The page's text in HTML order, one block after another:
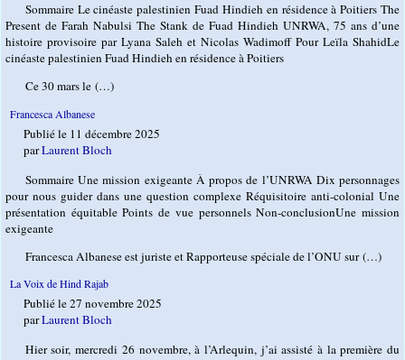
Sommaire Le cinéaste palestinien Fuad Hindieh en résidence à Poitiers The
Present de Farah Nabulsi The Stank de Fuad Hindieh UNRWA, 75 ans d’une
histoire provisoire par Lyana Saleh et Nicolas Wadimoff Pour Leïla ShahidLe
cinéaste palestinien Fuad Hindieh en résidence à Poitiers
Ce 30 mars le (…)
Francesca Albanese
Publié le 11 décembre 2025
parLaurent Bloch
Sommaire Une mission exigeante À propos de l’UNRWA Dix personnages
pour nous guider dans une question complexe Réquisitoire anti-colonial Une
présentation équitable Points de vue personnels Non-conclusionUne mission
exigeante
Francesca Albanese est juriste et Rapporteuse spéciale de l’ONU sur (…)
La Voix de Hind Rajab
Publié le 27 novembre 2025
parLaurent Bloch
Hier soir, mercredi 26 novembre, à l’Arlequin, j’ai assisté à la première du